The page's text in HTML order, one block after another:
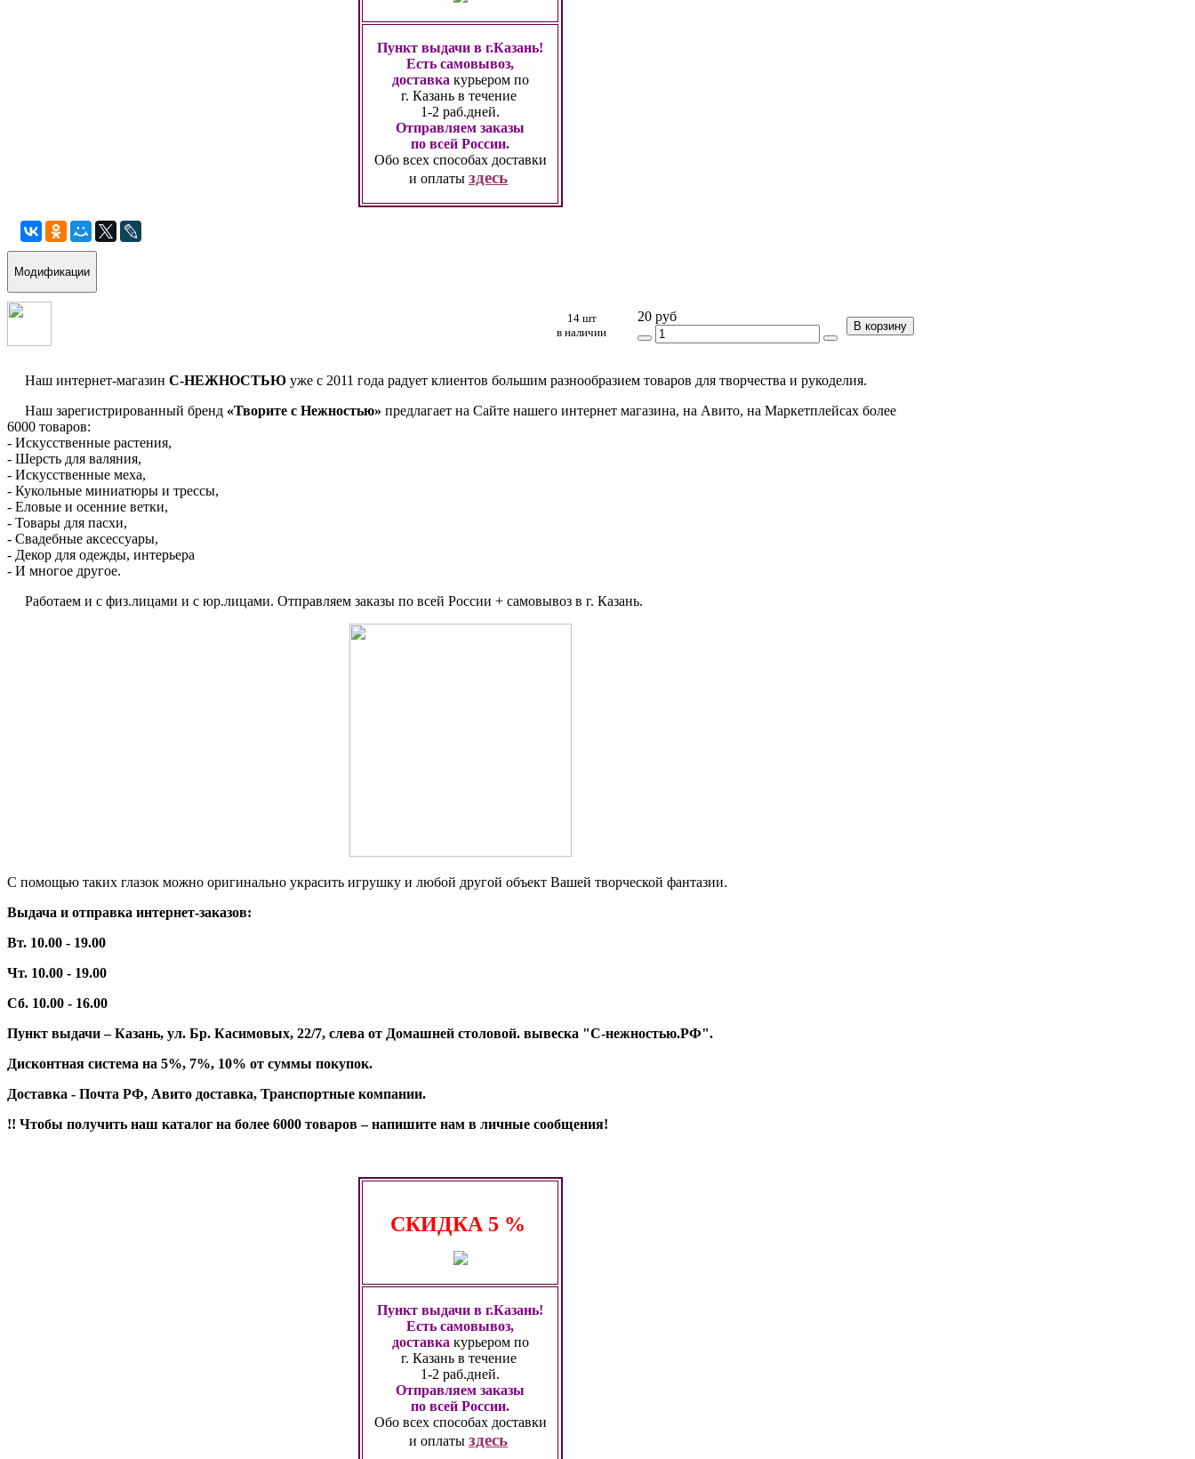
Пункт выдачи в г.Казань!
Есть самовывоз,
доставка курьером по
г. Казань в течение
1-2 раб.дней.
Отправляем заказы
по всей России.
Обо всех способах доставки
и оплатыздесь
Модификации
14 шт
в наличии
20 руб
В корзину
Наш интернет-магазин С-НЕЖНОСТЬЮ уже с 2011 года радует клиентов большим разнообразием товаров для творчества и рукоделия.
Наш зарегистрированный бренд «Творите с Нежностью» предлагает на Сайте нашего интернет магазина, на Авито, на Маркетплейсах более
6000 товаров:
- Искусственные растения,
- Шерсть для валяния,
- Искусственные меха,
- Кукольные миниатюры и трессы,
- Еловые и осенние ветки,
- Товары для пасхи,
- Свадебные аксессуары,
- Декор для одежды, интерьера
- И многое другое.
Работаем и с физ.лицами и с юр.лицами. Отправляем заказы по всей России + самовывоз в г. Казань.
С помощью таких глазок можно оригинально украсить игрушку и любой другой объект Вашей творческой фантазии.
Выдача и отправка интернет-заказов:
Вт. 10.00 - 19.00
Чт. 10.00 - 19.00
Сб. 10.00 - 16.00
Пункт выдачи – Казань, ул. Бр. Касимовых, 22/7, слева от Домашней столовой. вывеска "С-нежностью.РФ".
Дисконтная система на 5%, 7%, 10% от суммы покупок.
Доставка - Почта РФ, Авито доставка, Транспортные компании.
!! Чтобы получить наш каталог на более 6000 товаров – напишите нам в личные сообщения!
СКИДКА 5 %
Пункт выдачи в г.Казань!
Есть самовывоз,
доставка курьером по
г. Казань в течение
1-2 раб.дней.
Отправляем заказы
по всей России.
Обо всех способах доставки
и оплатыздесь